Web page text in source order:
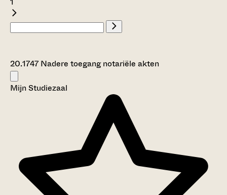
20.1747 Nadere toegang notariële akten
Mijn Studiezaal